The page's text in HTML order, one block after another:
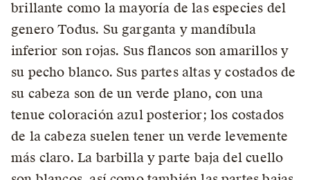
brillante como la mayoría de las especies del
genero Todus. Su garganta y mandíbula
inferior son rojas. Sus flancos son amarillos y
su pecho blanco. Sus partes altas y costados de
su cabeza son de un verde plano, con una
tenue coloración azul posterior; los costados
de la cabeza suelen tener un verde levemente
más claro. La barbilla y parte baja del cuello